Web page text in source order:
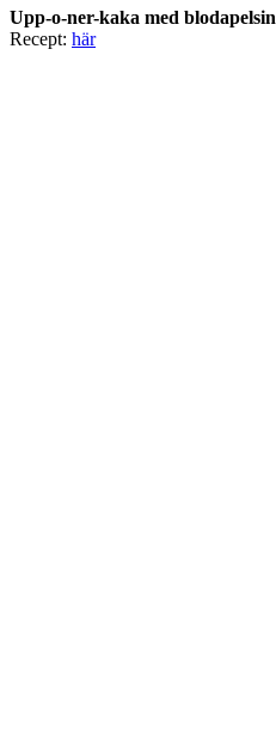
Upp-o-ner-kaka med blodapelsin
Recept: här